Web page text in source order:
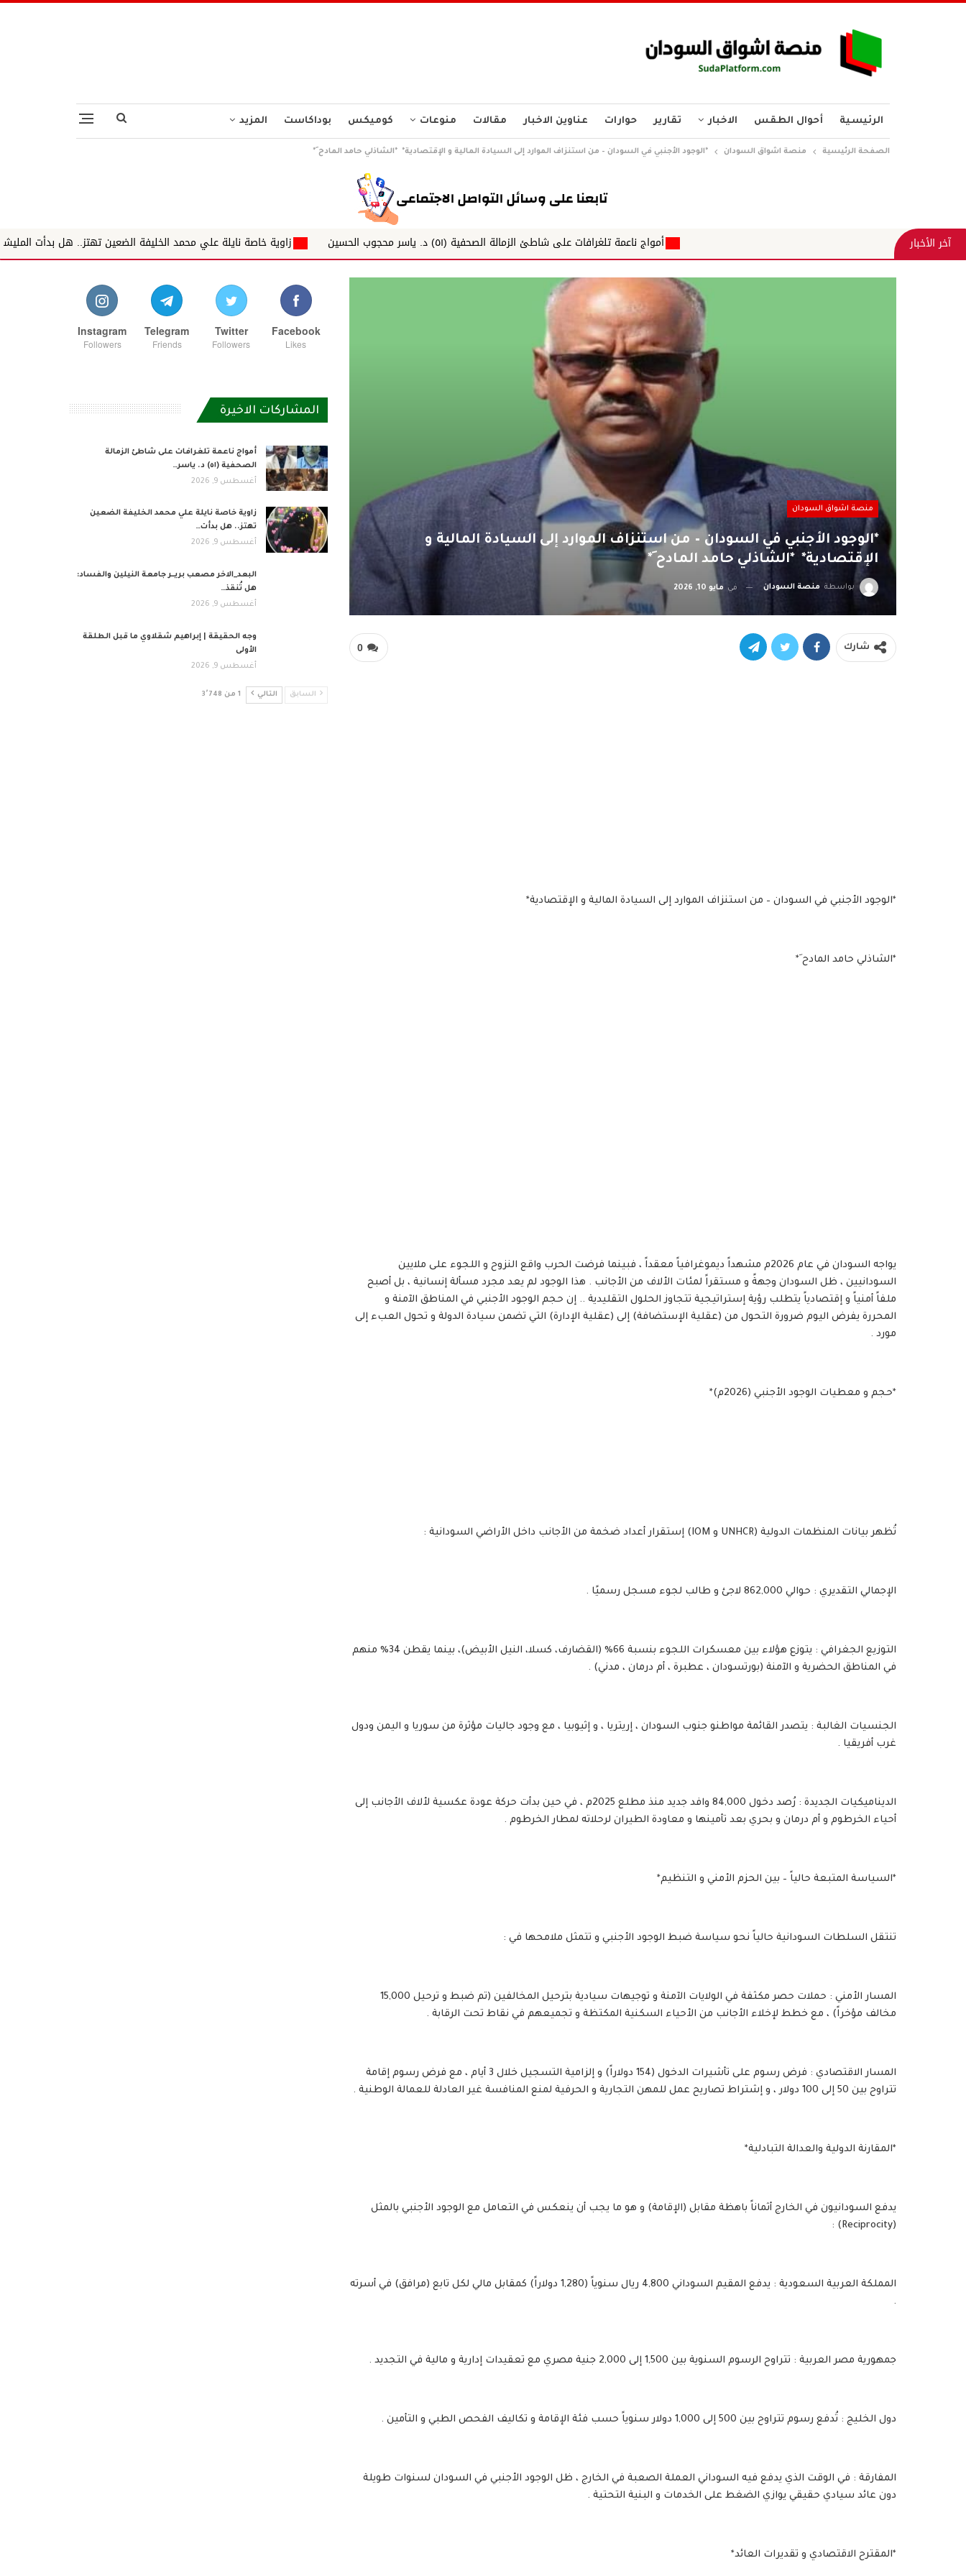
الرئيسية أحوال الطقس الاخبار تقارير حوارات عناوين الاخبار مقالات منوعات كوميكس بوداكاست المزيد
الصفحة الرئيسية منصة اشواق السودان *الوجود الأجنبي في السودان – من استنزاف الموارد إلى السيادة المالية و الإقتصادية* *الشاذلي حامد المادح َ*
آخر الأخبار أمواج ناعمة تلغرافات على شاطئ الزمالة الصحفية (٥١) د. ياسر محجوب الحسين زاوية خاصة نايلة علي محمد الخليفة الضعين تهتز.. هل بدأت المليشيا تفقد حاضنتها
منصة اشواق السودان
*الوجود الأجنبي في السودان – من استنزاف الموارد إلى السيادة المالية و
الإقتصادية* *الشاذلي حامد المادح َ*
بواسطة منصة السودان في مايو 10, 2026
0 شارك
*الوجود الأجنبي في السودان – من استنزاف الموارد إلى السيادة المالية و الإقتصادية*
*الشاذلي حامد المادح َ*
يواجه السودان في عام 2026م مشهداً ديموغرافياً معقداً ، فبينما فرضت الحرب واقع النزوح و اللجوء على ملايين
السودانيين ، ظل السودان وجهةً و مستقراً لمئات الألاف من الأجانب . هذا الوجود لم يعد مجرد مسألة إنسانية ، بل أصبح
ملفاً أمنياً و إقتصادياً يتطلب رؤية إستراتيجية تتجاوز الحلول التقليدية .. إن حجم الوجود الأجنبي في المناطق الآمنة و
المحررة يفرض اليوم ضرورة التحول من (عقلية الإستضافة) إلى (عقلية الإدارة) التي تضمن سيادة الدولة و تحول العبء إلى
مورد .
*حجم و معطيات الوجود الأجنبي (2026م)*
تُظهر بيانات المنظمات الدولية (UNHCR و IOM) إستقرار أعداد ضخمة من الأجانب داخل الأراضي السودانية :
الإجمالي التقديري : حوالي 862,000 لاجئ و طالب لجوء مسجل رسميًا .
التوزيع الجغرافي : يتوزع هؤلاء بين معسكرات اللجوء بنسبة 66% (القضارف، كسلا، النيل الأبيض)، بينما يقطن 34% منهم
في المناطق الحضرية و الآمنة (بورتسودان ، عطبرة ، أم درمان ، مدني) .
الجنسيات الغالبة : يتصدر القائمة مواطنو جنوب السودان ، إريتريا ، و إثيوبيا ، مع وجود جاليات مؤثرة من سوريا و اليمن ودول
غرب أفريقيا .
الديناميكيات الجديدة : رُصد دخول 84,000 وافد جديد منذ مطلع 2025م ، في حين بدأت حركة عودة عكسية لألاف الأجانب إلى
أحياء الخرطوم و أم درمان و بحري بعد تأمينها و معاودة الطيران لرحلاته لمطار الخرطوم .
*السياسة المتبعة حالياً – بين الحزم الأمني و التنظيم*
تنتقل السلطات السودانية حالياً نحو سياسة ضبط الوجود الأجنبي و تتمثل ملامحها في :
المسار الأمني : حملات حصر مكثفة في الولايات الآمنة و توجيهات سيادية بترحيل المخالفين (تم ضبط و ترحيل 15,000
مخالف مؤخراً) ، مع خطط لإخلاء الأجانب من الأحياء السكنية المكتظة و تجميعهم في نقاط تحت الرقابة .
المسار الاقتصادي : فرض رسوم على تأشيرات الدخول (154 دولاراً) و إلزامية التسجيل خلال 3 أيام ، مع فرض رسوم إقامة
تتراوح بين 50 إلى 100 دولار ، و إشتراط تصاريح عمل للمهن التجارية و الحرفية لمنع المنافسة غير العادلة للعمالة الوطنية .
*المقارنة الدولية والعدالة التبادلية*
يدفع السودانيون في الخارج أثماناً باهظة مقابل (الإقامة) و هو ما يجب أن ينعكس في التعامل مع الوجود الأجنبي بالمثل
(Reciprocity) :
المملكة العربية السعودية : يدفع المقيم السوداني 4,800 ريال سنوياً (1,280 دولاراً) كمقابل مالي لكل تابع (مرافق) في أسرته
.
جمهورية مصر العربية : تتراوح الرسوم السنوية بين 1,500 إلى 2,000 جنية مصري مع تعقيدات إدارية و مالية في التجديد .
دول الخليج : تُدفع رسوم تتراوح بين 500 إلى 1,000 دولار سنوياً حسب فئة الإقامة و تكاليف الفحص الطبي و التأمين .
المفارقة : في الوقت الذي يدفع فيه السوداني العملة الصعبة في الخارج ، ظل الوجود الأجنبي في السودان لسنوات طويلة
دون عائد سيادي حقيقي يوازي الضغط على الخدمات و البنية التحتية .
*المقترح الاقتصادي و تقديرات العائد*
Facebook
Likes
Twitter
Followers
Telegram
Friends
Instagram
Followers
المشاركات الاخيرة
أمواج ناعمة تلغرافات على شاطئ الزمالة
الصحفية (٥١) د. ياسر…
أغسطس 9, 2026
زاوية خاصة نايلة علي محمد الخليفة الضعين
تهتز.. هل بدأت…
أغسطس 9, 2026
البعد_الاخر مصعب بريــر جامعة النيلين والفساد:
هل تُنقذ…
أغسطس 9, 2026
وجه الحقيقة | إبراهيم شقلاوي ما قبل الطلقة
الأولى
أغسطس 9, 2026
السابق التالي 1 من 3٬748